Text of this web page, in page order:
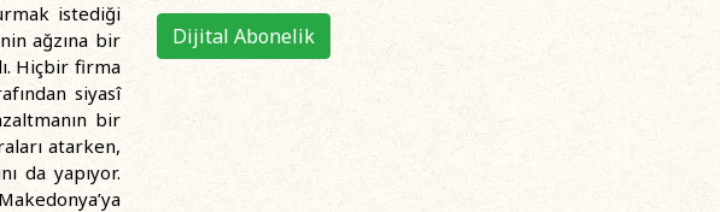
istediği
ağzına bir
Hiçbir firma
siyasî
bir
atarken,
da yapıyor.
Dijital Abonelik